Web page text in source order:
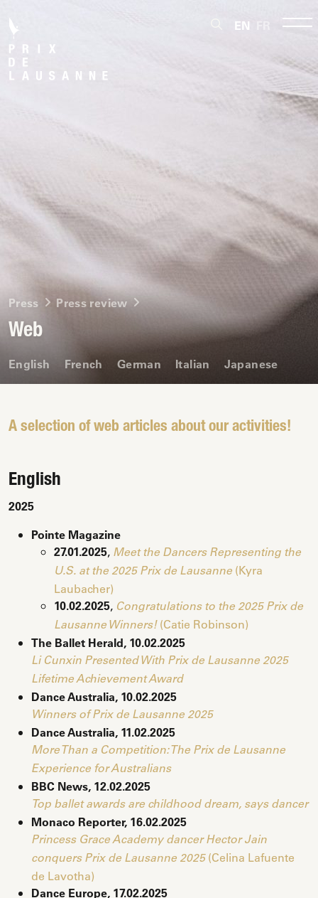
EN
Press Press review
Web
English French German Italian Japanese
A selection of web articles about our activities!
English
2025
Pointe Magazine
27.01.2025, Meet the Dancers Representing the
U.S. at the 2025 Prix de Lausanne (Kyra
Laubacher)
10.02.2025, Congratulations to the 2025 Prix de
Lausanne Winners! (Catie Robinson)
The Ballet Herald, 10.02.2025
Li Cunxin Presented With Prix de Lausanne 2025
Lifetime Achievement Award
Dance Australia, 10.02.2025
Winners of Prix de Lausanne 2025
Dance Australia, 11.02.2025
More Than a Competition: The Prix de Lausanne
Experience for Australians
BBC News, 12.02.2025
Top ballet awards are childhood dream, says dancer
Monaco Reporter, 16.02.2025
Princess Grace Academy dancer Hector Jain
conquers Prix de Lausanne 2025 (Celina Lafuente
de Lavotha)
Dance Europe, 17.02.2025